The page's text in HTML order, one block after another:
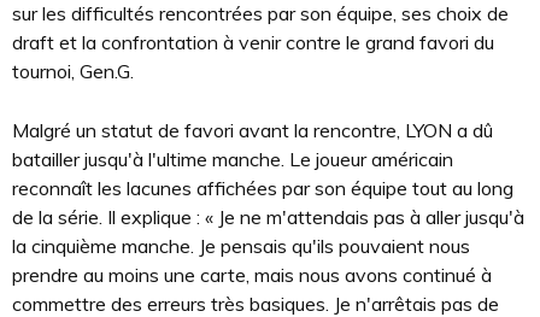
sur les difficultés rencontrées par son équipe, ses choix de
draft et la confrontation à venir contre le grand favori du
tournoi, Gen.G.
Malgré un statut de favori avant la rencontre, LYON a dû
batailler jusqu'à l'ultime manche. Le joueur américain
reconnaît les lacunes affichées par son équipe tout au long
de la série. Il explique : « Je ne m'attendais pas à aller jusqu'à
la cinquième manche. Je pensais qu'ils pouvaient nous
prendre au moins une carte, mais nous avons continué à
commettre des erreurs très basiques. Je n'arrêtais pas de